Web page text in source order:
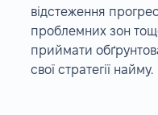
відстеження
проблемних зон
приймати
свої стратегії найму.